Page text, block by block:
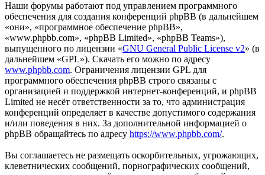
Наши форумы работают под управлением программного
обеспечения для создания конференций phpBB (в дальнейшем
«они», «программное обеспечение phpBB»,
«www.phpbb.com», «phpBB Limited», «phpBB Teams»),
выпущенного по лицензии «GNU General Public License v2» (в
дальнейшем «GPL»). Скачать его можно по адресу
www.phpbb.com. Ограничения лицензии GPL для
программного обеспечения phpBB строго связаны с
организацией и поддержкой интернет-конференций, и phpBB
Limited не несёт ответственности за то, что администрация
конференций определяет в качестве допустимого содержания
и/или поведения в них. За дополнительной информацией о
phpBB обращайтесь по адресу https://www.phpbb.com/.
Вы соглашаетесь не размещать оскорбительных, угрожающих,
клеветнических сообщений, порнографических сообщений,